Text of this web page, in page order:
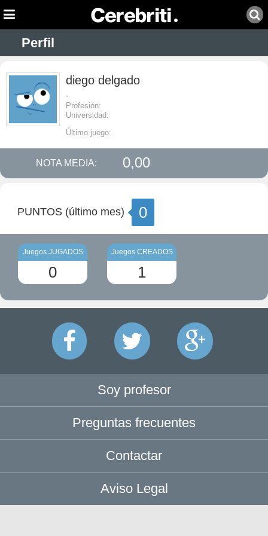
Perfil
diego delgado
-
Profesión:
Universidad:
Último juego:
NOTA MEDIA: 0,00
PUNTOS (último mes) 0
Juegos JUGADOS
0
Juegos CREADOS
1
Soy profesor
Preguntas frecuentes
Contactar
Aviso Legal